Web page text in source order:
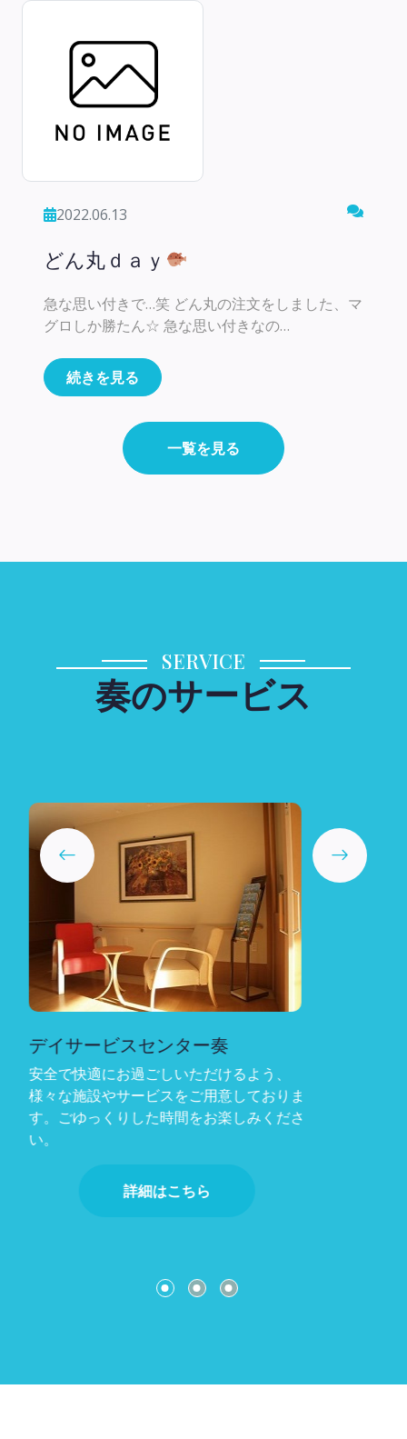
2022.06.13
どん丸ｄａｙ
急な思い付きで…笑 どん丸の注文をしました、マ
グロしか勝たん☆ 急な思い付きなの…
続きを見る
一覧を見る
SERVICE
奏のサービス
訪問介護事業所奏
住み慣れたご自宅で可能な限り自立した日
常生活を送ることができるよう、生活スタ
イルや心身の状態にあわせてサービスをご
詳細はこちら